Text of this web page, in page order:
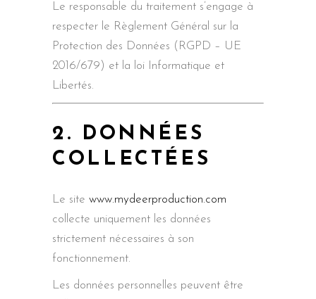
Le responsable du traitement s’engage à
respecter le Règlement Général sur la
Protection des Données (RGPD – UE
2016/679) et la loi Informatique et
Libertés.
2. DONNÉES
COLLECTÉES
Le site www.mydeerproduction.com
collecte uniquement les données
strictement nécessaires à son
fonctionnement.
Les données personnelles peuvent être